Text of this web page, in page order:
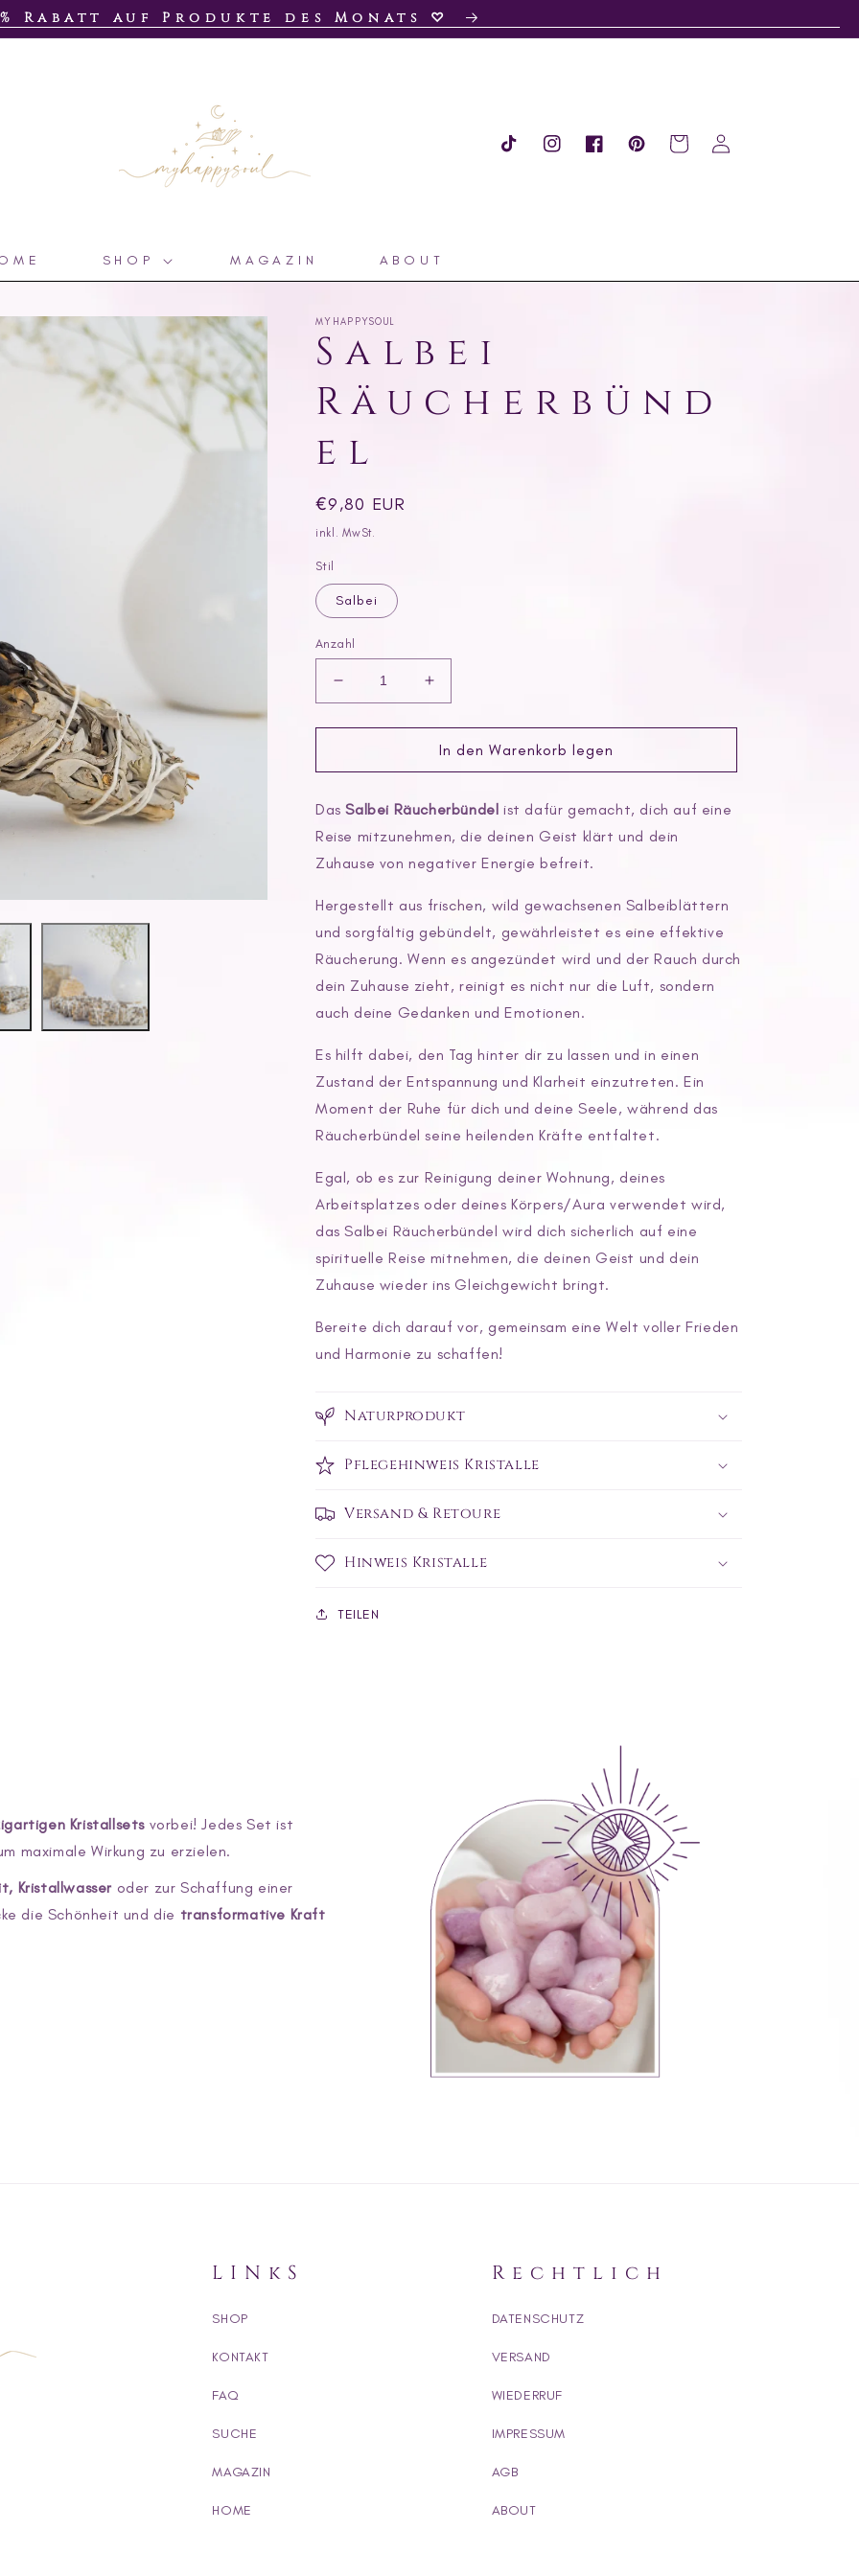
Rabatt auf Produkte des Monats ♡
SHOP MAGAZIN ABOUT
TikTok InstagramFacebookPinterest
WarenkorbEinloggen
MYHAPPYSOUL
Salbei
Räucherbünd
el
Normaler
Preis
€9,80 EUR
inkl. MwSt.
Stil
Salbei
Anzahl
Verringere
die
Menge
Salbei
Erhöhe
die
Menge
für
Salbei
In den Warenkorb legen
DasSalbei Räucherbündel ist dafür gemacht, dich auf eine
Reise mitzunehmen, die deinen Geist klärt und dein
Zuhause von negativer Energie befreit.
Hergestellt aus frischen, wild gewachsenen Salbeiblättern
und sorgfältig gebündelt, gewährleistet es eine effektive
Räucherung. Wenn es angezündet wird und der Rauch durch
dein Zuhause zieht, reinigt es nicht nur die Luft, sondern
auch deine Gedanken und Emotionen.
Es hilft dabei, den Tag hinter dir zu lassen und in einen
Zustand der Entspannung und Klarheit einzutreten. Ein
Moment der Ruhe für dich und deine Seele, während das
Räucherbündel seine heilenden Kräfte entfaltet.
Egal, ob es zur Reinigung deiner Wohnung, deines
Arbeitsplatzes oder deines Körpers/Aura verwendet wird,
das Salbei Räucherbündel wird dich sicherlich auf eine
spirituelle Reise mitnehmen, die deinen Geist und dein
Zuhause wieder ins Gleichgewicht bringt.
Bereite dich darauf vor, gemeinsam eine Welt voller Frieden
und Harmonie zu schaffen!
Naturprodukt
Pflegehinweis Kristalle
Versand & Retoure
Hinweis Kristalle
TEILEN
Kristallsets vorbei! Jedes Set ist
maximale Wirkung zu erzielen.
Kristallwasser oder zur Schaffung einer
die Schönheit und die transformative Kraft
LINkS
SHOP
KONTAKT
FAQ
SUCHE
MAGAZIN
HOME
Rechtlich
DATENSCHUTZ
VERSAND
WIEDERRUF
IMPRESSUM
AGB
ABOUT